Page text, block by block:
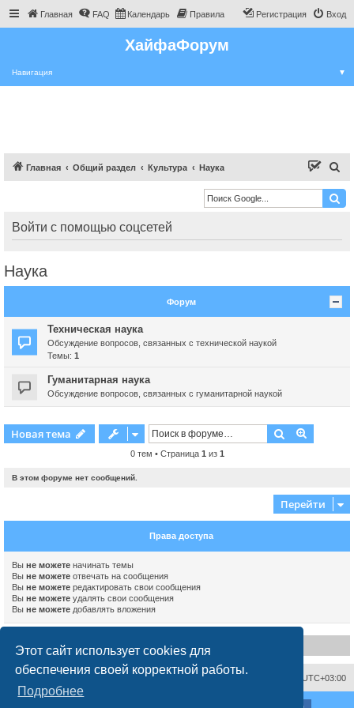
Этот сайт использует cookies для
обеспечения своей корректной работы.
Подробнее
Главная FAQ Календарь Правила Вход
Регистрация
ХайфаФорум
Навигация ▼
Главная Общий раздел Культура Наука
и
к
Войти с помощью соцсетей
Наука
Форум
Техническая наука
Обсуждение вопросов, связанных с технической наукой
Темы: 1
Гуманитарная наука
Обсуждение вопросов, связанных с гуманитарной наукой
Новая тема Поиск
0 тем • Страница 1 из 1
В этом форуме нет сообщений.
Перейти
Права доступа
Вы не можете начинать темы
Вы не можете отвечать на сообщения
Вы не можете редактировать свои сообщения
Вы не можете удалять свои сообщения
Вы не можете добавлять вложения
Disclaimer
UTC+03:00
Связаться с администрацией